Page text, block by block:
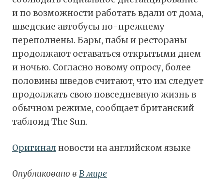
и по возможности работать вдали от дома,
шведские автобусы по-прежнему
переполнены. Бары, пабы и рестораны
продолжают оставаться открытыми днем
и ночью. Согласно новому опросу, более
половины шведов считают, что им следует
продолжать свою повседневную жизнь в
обычном режиме, сообщает британский
таблоид The Sun.
Оригиналновости на английском языке
Опубликовано в В мире